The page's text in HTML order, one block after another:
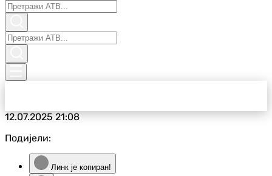
12.07.202521:08
Подијели:
Линк је копиран!